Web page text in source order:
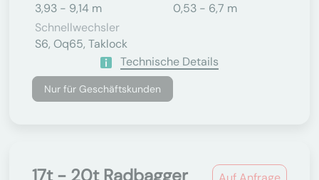
3,93 - 9,14 m
0,53 - 6,7 m
Schnellwechsler
S6, Oq65, Taklock
Technische Details
Nur für Geschäftskunden
17t - 20t Radbagger